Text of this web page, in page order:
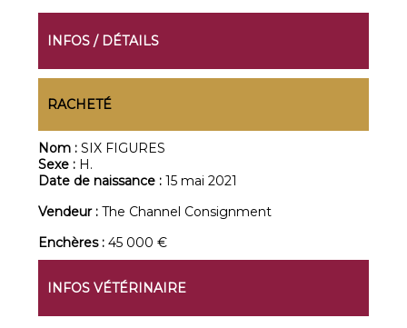
INFOS / DÉTAILS
RACHETÉ
Nom :SIX FIGURES
Sexe : H.
Date de naissance :15 mai 2021
Vendeur :The Channel Consignment
Enchères :45 000 €
INFOS VÉTÉRINAIRE